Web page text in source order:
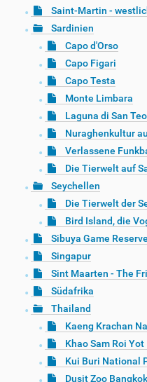
Saint-Martin -
Sardinien
Capo d'Orso
Capo Figari
Capo Testa
Monte Limbara
Laguna di San
Nuraghenkultur
Verlassene
Die Tierwelt auf
Seychellen
Die Tierwelt der
Bird Island, die
Sibuya Game Reserve
Singapur
Sint Maarten - The
Südafrika
Thailand
Kaeng Krachan
Khao Sam Roi
Kui Buri National
Dusit Zoo